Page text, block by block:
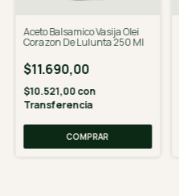
Aceto Balsamico Vasija Olei
Corazon De Lulunta 250 Ml
$11.690,00
$10.521,00con
Transferencia